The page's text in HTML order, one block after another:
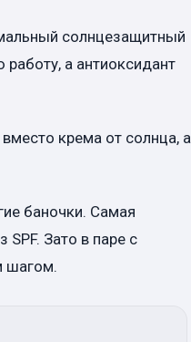
солнцезащитный
а антиоксидант
крема от солнца, а
баночки. Самая
SPF. Зато в паре с
шагом.